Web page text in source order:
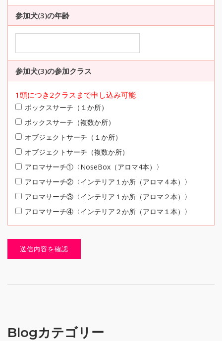
参加犬(3)の年齢
参加犬(3)の参加クラス
1頭につき2クラスまで申し込み可能
ボックスサーチ（１か所）
ボックスサーチ（複数か所）
オブジェクトサーチ（１か所）
オブジェクトサーチ（複数か所）
アロマサーチ①〈NoseBox（アロマ4本）〉
アロマサーチ②〈インテリア１か所（アロマ４本）〉
アロマサーチ③〈インテリア１か所（アロマ２本）〉
アロマサーチ④〈インテリア２か所（アロマ１本）〉
Blogカテゴリー